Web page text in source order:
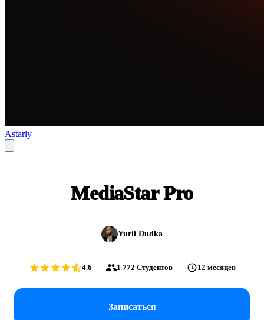
Astarly
MediaStar Pro
Yurii Dudka
4.6 1 772 Студентов 12 месяцев
Записаться